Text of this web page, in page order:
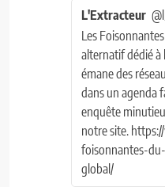
L'Extracteur
Les
alternatif dédié à
émane des
dans un agenda
enquête
notre site.
foisonnantes-
global/